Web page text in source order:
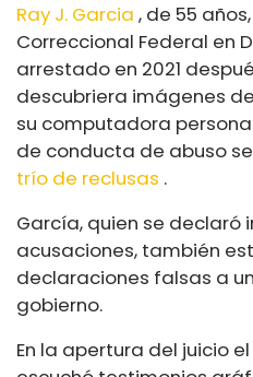
Ray J. Garcia , de 55
Correccional Federal en
arrestado en 2021
descubriera imágenes
su computadora
de conducta de abuso
trío de reclusas .
García, quien se declaró
acusaciones, también
declaraciones falsas a
gobierno.
En la apertura del juicio